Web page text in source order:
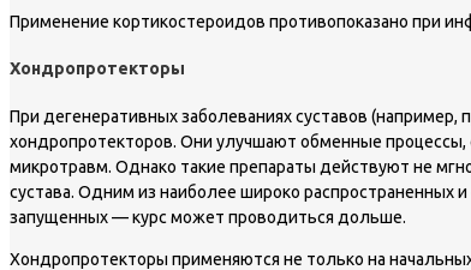
Применение кортикостероидов противопоказано при
Хондропротекторы
При дегенеративных заболеваниях суставов (например,
хондропротекторов. Они улучшают обменные процессы,
микротравм. Однако такие препараты действуют не
сустава. Одним из наиболее широко распространенных
запущенных — курс может проводиться дольше.
Хондропротекторы применяются не только на